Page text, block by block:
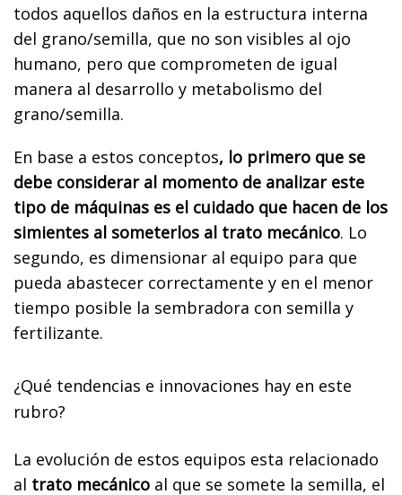
todos aquellos daños en la estructura interna
del grano/semilla, que no son visibles al ojo
humano, pero que comprometen de igual
manera al desarrollo y metabolismo del
grano/semilla.
En base a estos conceptos, lo primero que se
debe considerar al momento de analizar este
tipo de máquinas es el cuidado que hacen de los
simientes al someterlos al trato mecánico. Lo
segundo, es dimensionar al equipo para que
pueda abastecer correctamente y en el menor
tiempo posible la sembradora con semilla y
fertilizante.
¿Qué tendencias e innovaciones hay en este
rubro?
La evolución de estos equipos esta relacionado
al trato mecánico al que se somete la semilla, el